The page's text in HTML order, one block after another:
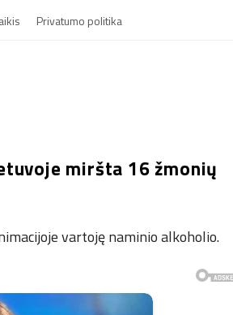
Privatumo politika
miršta 16 žmonių
vartoję naminio alkoholio.